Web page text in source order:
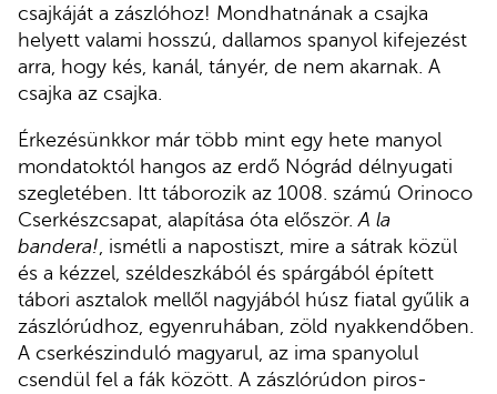
csajkáját a zászlóhoz! Mondhatnának a csajka
helyett valami hosszú, dallamos spanyol kifejezést
arra, hogy kés, kanál, tányér, de nem akarnak. A
csajka az csajka.
Érkezésünkkor már több mint egy hete manyol
mondatoktól hangos az erdő Nógrád délnyugati
szegletében. Itt táborozik az 1008. számú Orinoco
Cserkészcsapat, alapítása óta először.A la
bandera!, ismétli a napostiszt, mire a sátrak közül
és a kézzel, széldeszkából és spárgából épített
tábori asztalok mellől nagyjából húsz fiatal gyűlik a
zászlórúdhoz, egyenruhában, zöld nyakkendőben.
A cserkészinduló magyarul, az ima spanyolul
csendül fel a fák között. A zászlórúdon piros-